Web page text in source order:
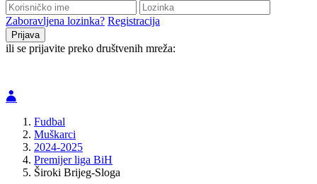
Zaboravljena lozinka? Registracija
ili se prijavite preko društvenih mreža:
Fudbal
Muškarci
2024-2025
Premijer liga BiH
Široki Brijeg-Sloga